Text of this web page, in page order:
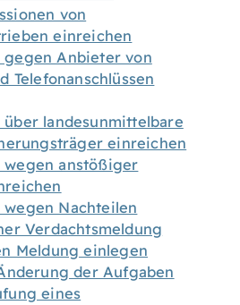
von
einreichen
gegen Anbieter von
Telefonanschlüssen
über landesunmittelbare
einreichen
wegen anstößiger
wegen Nachteilen
Verdachtsmeldung
Meldung einlegen
der Aufgaben
eines